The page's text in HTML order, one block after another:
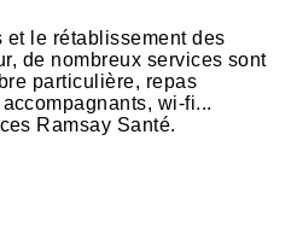
le rétablissement des
de nombreux services sont
particulière, repas
wi-fi...
Ramsay Santé.